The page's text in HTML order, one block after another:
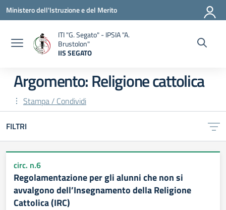
Vai ai contenuti
Vai al menu di navigazione
Vai al footer
Ministero dell'Istruzione e del Merito
ITI "G. Segato" - IPSIA "A.
Brustolon"
IIS SEGATO
Argomento: Religione cattolica
Stampa / Condividi
FILTRI
circ. n.6
Regolamentazione per gli alunni che non si
avvalgono dell’Insegnamento della Religione
Cattolica (IRC)